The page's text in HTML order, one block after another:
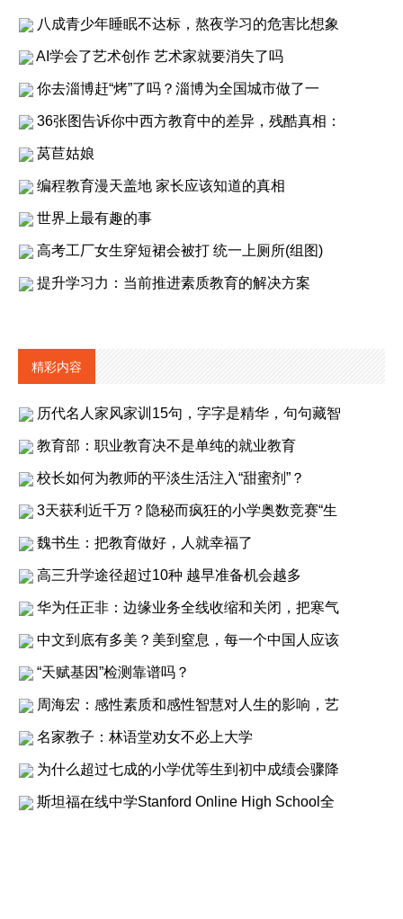
八成青少年睡眠不达标，熬夜学习的危害比想象
AI学会了艺术创作 艺术家就要消失了吗
你去淄博赶“烤”了吗？淄博为全国城市做了一
36张图告诉你中西方教育中的差异，残酷真相：
莴苣姑娘
编程教育漫天盖地 家长应该知道的真相
世界上最有趣的事
高考工厂女生穿短裙会被打 统一上厕所(组图)
提升学习力：当前推进素质教育的解决方案
精彩内容
历代名人家风家训15句，字字是精华，句句藏智
教育部：职业教育决不是单纯的就业教育
校长如何为教师的平淡生活注入“甜蜜剂”？
3天获利近千万？隐秘而疯狂的小学奥数竞赛“生
魏书生：把教育做好，人就幸福了
高三升学途径超过10种 越早准备机会越多
华为任正非：边缘业务全线收缩和关闭，把寒气
中文到底有多美？美到窒息，每一个中国人应该
“天赋基因”检测靠谱吗？
周海宏：感性素质和感性智慧对人生的影响，艺
名家教子：林语堂劝女不必上大学
为什么超过七成的小学优等生到初中成绩会骤降
斯坦福在线中学Stanford Online High School全